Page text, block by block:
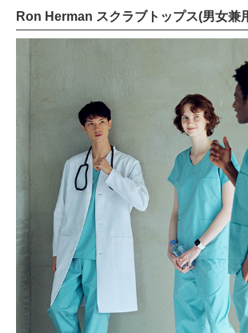
Ron Herman スクラブトップス(男女兼